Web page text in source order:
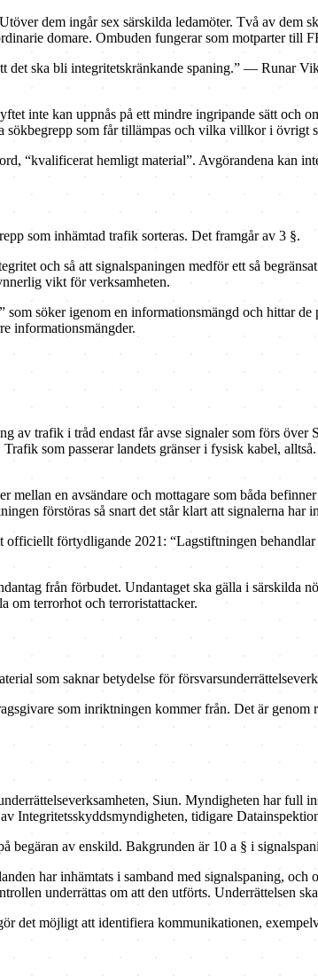
dem ingår sex särskilda ledamöter. Två av dem
domare. Ombuden fungerar som motparter till
det ska bli integritetskränkande spaning.” — Runar
inte kan uppnås på ett mindre ingripande sätt och
som får tillämpas och vilka villkor i övrigt
“kvalificerat hemligt material”. Avgörandena kan
som inhämtad trafik sorteras. Det framgår av 3 §.
och så att signalspaningen medför ett så
vikt för verksamheten.
söker igenom en informationsmängd och hittar
informationsmängder.
av trafik i tråd endast får avse signaler som förs
som passerar landets gränser i fysisk kabel,
en avsändare och mottagare som båda
förstöras så snart det står klart att signalerna har
förtydligande 2021: “Lagstiftningen
från förbudet. Undantaget ska gälla i särskilda
om terrorhot och terroristattacker.
som saknar betydelse för
som inriktningen kommer från. Det är
Siun. Myndigheten har full
Integritetsskyddsmyndigheten, tidigare
av enskild. Bakgrunden är 10 a § i
har inhämtats i samband med signalspaning,
underrättas om att den utförts. Underrättelsen
det möjligt att identifiera kommunikationen,